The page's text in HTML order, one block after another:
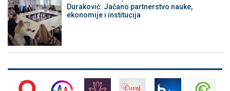
Duraković: Jačano partnerstvo nauke,
ekonomije i institucija